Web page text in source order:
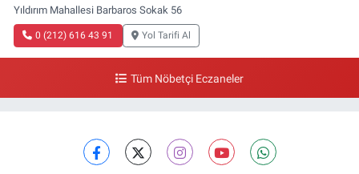
Yıldırım Mahallesi Barbaros Sokak 56
0 (212) 616 43 91 Yol Tarifi Al
Tüm Nöbetçi Eczaneler